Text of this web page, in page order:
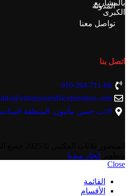
بالمشاريع
الكبرى
المدونة
تواصل معنا
اتصل بنا
010-264-711-66
info@elmansourofficefurniture.com
10ب حسن مأمون. المنطقة السادسة.مدينة نصر
انجاز ميديا
Close
القائمة
الأقسام